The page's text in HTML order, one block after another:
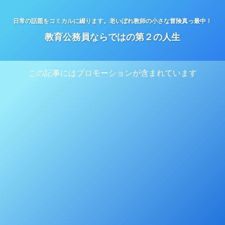
日常の話題をコミカルに綴ります。老いぼれ教師の小さな冒険真っ最中！
教育公務員ならではの第２の人生
この記事にはプロモーションが含まれています